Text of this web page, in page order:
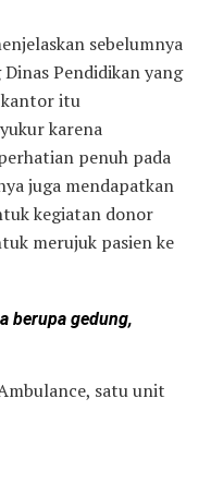
sebelumnya
Pendidikan yang
kantor itu
karena
penuh pada
juga mendapatkan
kegiatan donor
merujuk pasien ke
berupa gedung,
satu unit